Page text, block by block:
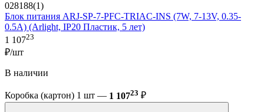
028188(1)
Блок питания ARJ-SP-7-PFC-TRIAC-INS (7W, 7-13V, 0.35-
0.5A) (Arlight, IP20 Пластик, 5 лет)
1 10723
₽/шт
В наличии
Коробка (картон) 1 шт — 1 10723 ₽